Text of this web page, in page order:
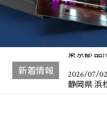
新着情報
2026/07/04
東京都 品
2026/07/02
静岡県
業様イベ